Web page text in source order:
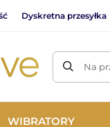
Dyskretna przesyłka
Na
WIBRATORY